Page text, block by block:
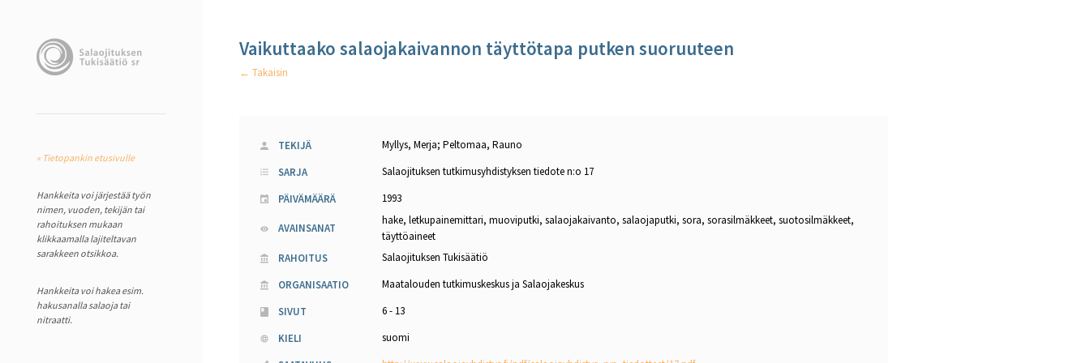
« Tietopankin etusivulle
Hankkeita voi järjestää työn
nimen, vuoden, tekijän tai
rahoituksen mukaan
klikkaamalla lajiteltavan
sarakkeen otsikkoa.
Hankkeita voi hakea esim.
hakusanalla salaoja tai
nitraatti.
Vaikuttaako salaojakaivannon täyttötapa putken suoruuteen
← Takaisin
TEKIJÄ
Myllys, Merja; Peltomaa, Rauno
SARJA
Salaojituksen tutkimusyhdistyksen tiedote n:o 17
PÄIVÄMÄÄRÄ
1993
AVAINSANAT
hake, letkupainemittari, muoviputki, salaojakaivanto, salaojaputki, sora, sorasilmäkkeet, suotosilmäkkeet,
täyttöaineet
RAHOITUS
Salaojituksen Tukisäätiö
ORGANISAATIO
Maatalouden tutkimuskeskus ja Salaojakeskus
SIVUT
6 - 13
KIELI
suomi